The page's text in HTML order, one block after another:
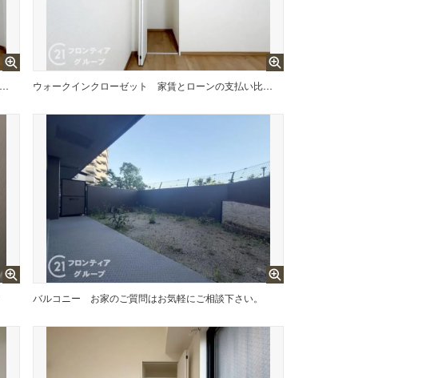
お客様にあった住宅ローンをご提案させていただきます ウォークインクローゼット 家賃とローンの支払い比較相談も随時受付中！
バルコニー お家のご質問はお気軽にご相談下さい。